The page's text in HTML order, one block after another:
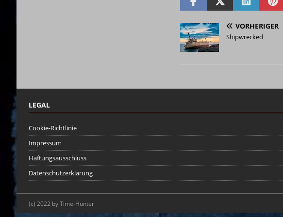
VORHERIGER
Shipwrecked
LEGAL
Cookie-Richtlinie
Impressum
Haftungsausschluss
Datenschutzerklärung
(c) 2022 by Time-Hunter